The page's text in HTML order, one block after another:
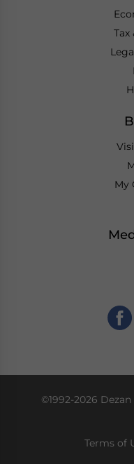
Tax
My
©1992-2026
Terms of